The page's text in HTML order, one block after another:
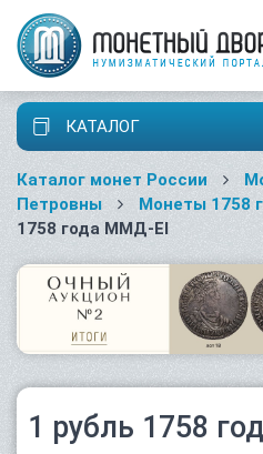
КАТАЛОГ
Каталог монет России
Петровны
Монеты 1758
1758 года ММД-ЕI
1 рубль 1758